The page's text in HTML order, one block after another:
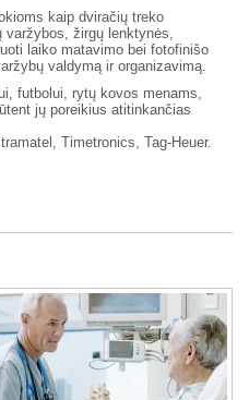
kaip dviračių treko
varžybos, žirgų lenktynės,
laiko matavimo bei fotofinišo
valdymą ir organizavimą.
futbolui, rytų kovos menams,
jų poreikius atitinkančias
Timetronics, Tag-Heuer.